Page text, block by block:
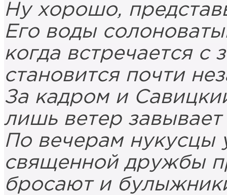
Ну хорошо,
Его воды
когда встречается с
становится почти
За кадром и
лишь ветер завывает
По вечерам нукусцы
священной дружбы
бросают и